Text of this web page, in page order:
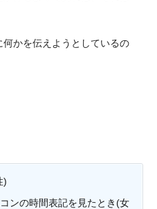
かを伝えようとしているの
)
ンの時間表記を見たとき(女